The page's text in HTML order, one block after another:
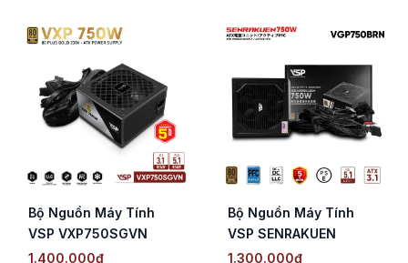
Bộ Nguồn Máy Tính
VSP VXP750SGVN
(750W / 80 Plus Gold /
1.400.000đ
Bộ Nguồn Máy Tính
VSP SENRAKUEN
VGP750BRN (750W /
1.300.000đ